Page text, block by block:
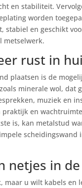
en stabiliteit.
worden
en geschikt
metselwerk.
rust in
plaatsen is de
minerale wol, dat
muziek en
en
is, kan metalstud
netjes in
maar u wilt kabels